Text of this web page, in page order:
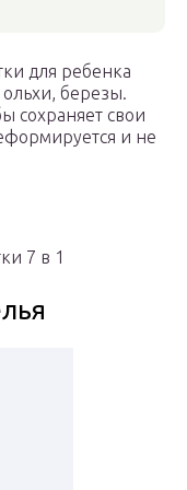
для ребенка
ольхи, березы.
сохраняет свои
и не
7 в 1